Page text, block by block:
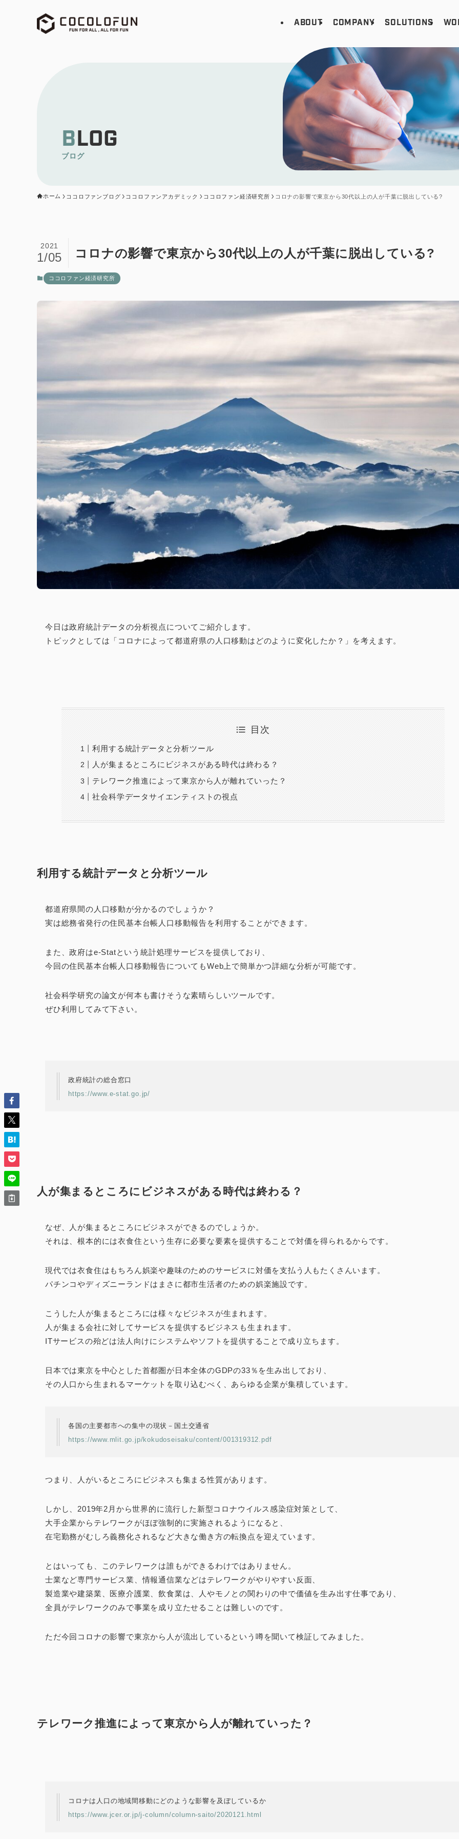
ABOUT COMPANY SOLUTIONS
ブログ
BLOG
ホーム ココロファンブログ ココロファンアカデミック ココロファン経済研究所 コロナの影響で東京から30代以上の人が千葉に脱出している?
コロナの影響で東京から30代以上の人が千葉に脱出している?
2021
1/05
ココロファン経済研究所
今日は政府統計データの分析視点についてご紹介します。
トピックとしては「コロナによって都道府県の人口移動はどのように変化したか？」を考えます。
目次
利用する統計データと分析ツール
人が集まるところにビジネスがある時代は終わる？
テレワーク推進によって東京から人が離れていった？
社会科学データサイエンティストの視点
利用する統計データと分析ツール
都道府県間の人口移動が分かるのでしょうか？
実は総務省発行の住民基本台帳人口移動報告を利用することができます。
また、政府はe-Statという統計処理サービスを提供しており、
今回の住民基本台帳人口移動報告についてもWeb上で簡単かつ詳細な分析が可能です。
社会科学研究の論文が何本も書けそうな素晴らしいツールです。
ぜひ利用してみて下さい。
政府統計の総合窓口
https://www.e-stat.go.jp/
人が集まるところにビジネスがある時代は終わる？
なぜ、人が集まるところにビジネスができるのでしょうか。
それは、根本的には衣食住という生存に必要な要素を提供することで対価を得られるからです。
現代では衣食住はもちろん娯楽や趣味のためのサービスに対価を支払う人もたくさんいます。
パチンコやディズニーランドはまさに都市生活者のための娯楽施設です。
こうした人が集まるところには様々なビジネスが生まれます。
人が集まる会社に対してサービスを提供するビジネスも生まれます。
ITサービスの殆どは法人向けにシステムやソフトを提供することで成り立ちます。
日本では東京を中心とした首都圏が日本全体のGDPの33％を生み出しており、
その人口から生まれるマーケットを取り込むべく、あらゆる企業が集積しています。
各国の主要都市への集中の現状－国土交通省
https://www.mlit.go.jp/kokudoseisaku/content/001319312.pdf
つまり、人がいるところにビジネスも集まる性質があります。
しかし、2019年2月から世界的に流行した新型コロナウイルス感染症対策として、
大手企業からテレワークがほぼ強制的に実施されるようになると、
在宅勤務がむしろ義務化されるなど大きな働き方の転換点を迎えています。
とはいっても、このテレワークは誰もができるわけではありません。
士業など専門サービス業、情報通信業などはテレワークがやりやすい反面、
製造業や建築業、医療介護業、飲食業は、人やモノとの関わりの中で価値を生み出す仕事であり、
全員がテレワークのみで事業を成り立たせることは難しいのです。
ただ今回コロナの影響で東京から人が流出しているという噂を聞いて検証してみました。
テレワーク推進によって東京から人が離れていった？
コロナは人口の地域間移動にどのような影響を及ぼしているか
https://www.jcer.or.jp/j-column/column-saito/2020121.html